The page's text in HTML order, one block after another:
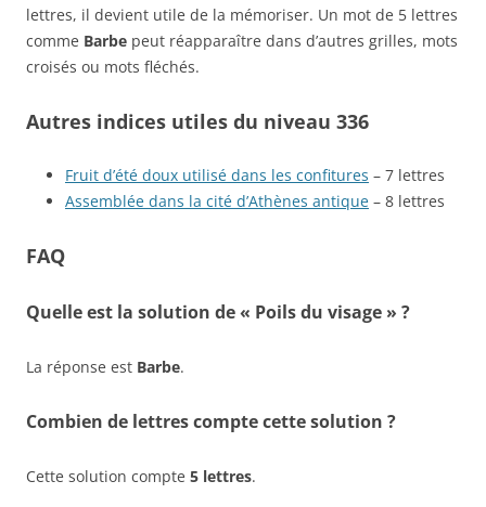
lettres, il devient utile de la mémoriser. Un mot de 5 lettres
comme Barbe peut réapparaître dans d’autres grilles, mots
croisés ou mots fléchés.
Autres indices utiles du niveau 336
Fruit d’été doux utilisé dans les confitures – 7 lettres
Assemblée dans la cité d’Athènes antique – 8 lettres
FAQ
Quelle est la solution de « Poils du visage » ?
La réponse est Barbe.
Combien de lettres compte cette solution ?
Cette solution compte 5 lettres.